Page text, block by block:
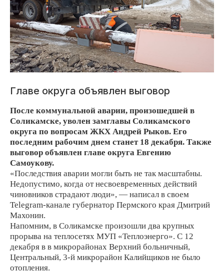
Главе округа объявлен выговор
После коммунальной аварии, произошедшей в
Соликамске, уволен замглавы Соликамского
округа по вопросам ЖКХ Андрей Рыков. Его
последним рабочим днем станет 18 декабря. Также
выговор объявлен главе округа Евгению
Самоукову.
«Последствия аварии могли быть не так масштабны.
Недопустимо, когда от несвоевременных действий
чиновников страдают люди», — написал в своем
Telegram-канале губернатор Пермского края Дмитрий
Махонин.
Напомним, в Соликамске произошли два крупных
прорыва на теплосетях МУП «Теплоэнерго». С 12
декабря в в микрорайонах Верхний больничный,
Центральный, 3-й микрорайон Калийщиков не было
отопления.